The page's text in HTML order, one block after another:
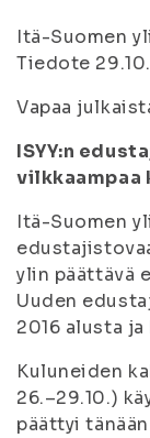
Itä-Suomen
Tiedote
Vapaa
ISYY:n
vilkkaampaa
Itä-Suomen
ylin päättävä
Uuden
2016 alusta
Kuluneiden
26.–29.10.)
päättyi